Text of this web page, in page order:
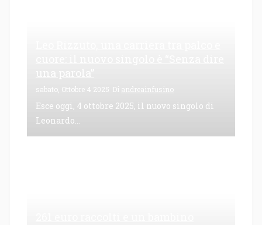
sabato, Ottobre 4 2025 Di andreainfusino
Esce oggi, 4 ottobre 2025, il nuovo singolo di
Leonardo...